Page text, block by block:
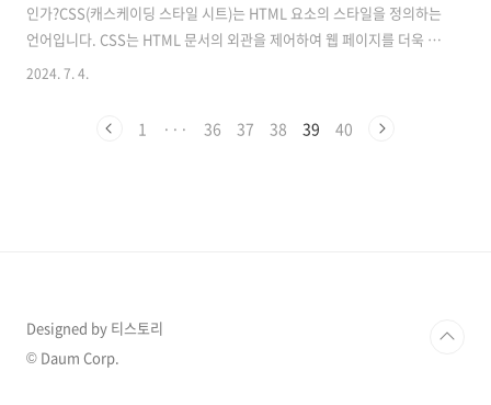
인가?CSS(캐스케이딩 스타일 시트)는 HTML 요소의 스타일을 정의하는
언어입니다. CSS는 HTML 문서의 외관을 제어하여 웹 페이지를 더욱 아
름답고 사용자 친화적으로 만듭니다. 이를 통해 개발자는 HTML 문서의
2024. 7. 4.
1 ··· 36 37 38 39 40
Designed by 티스토리
© Daum Corp.